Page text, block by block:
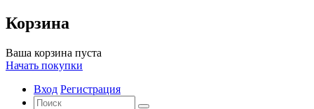
Корзина
Ваша корзина пуста
Начать покупки
Вход Регистрация